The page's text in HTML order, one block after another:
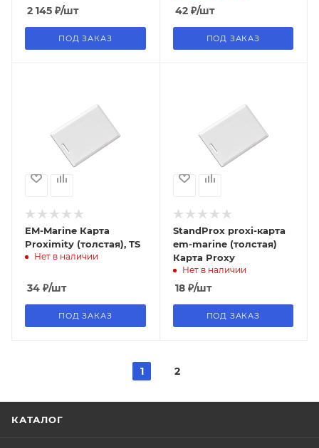
2 145 ₽/шт
ПОД ЗАКАЗ
42₽/шт
ПОД ЗАКАЗ
EM-Marine Карта
Proximity (толстая), TS
Нет в наличии
34 ₽/шт
ПОД ЗАКАЗ
StandProx proxi-карта
em-marine (толстая)
Карта Proxy
Нет в наличии
18₽/шт
ПОД ЗАКАЗ
1 2
КАТАЛОГ